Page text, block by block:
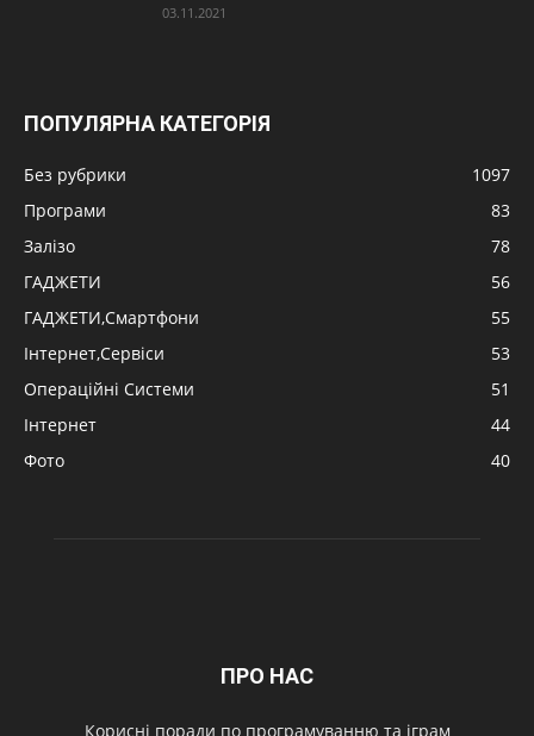
03.11.2021
ПОПУЛЯРНА КАТЕГОРІЯ
Без рубрики
1097
Програми
83
Залізо
78
ГАДЖЕТИ
56
ГАДЖЕТИ,Смартфони
55
Інтернет,Сервіси
53
Операційні Системи
51
Інтернет
44
Фото
40
ПРО НАС
Корисні поради по програмуванню та іграм